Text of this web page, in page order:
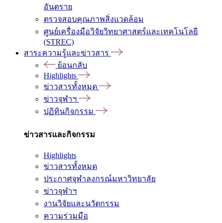
อันตราย
ตรวจสอบคุณภาพสิ่งแวดล้อม
ศูนย์เครื่องมือวิจัยวิทยาศาสตร์และเทคโนโลยี
(STREC)
สาระความรู้และข่าวสาร
ย้อนกลับ
Highlights
ข่าวสารทั้งหมด
ข่าวจุฬาฯ
ปฏิทินกิจกรรม
ข่าวสารและกิจกรรม
Highlights
ข่าวสารทั้งหมด
ประกาศจุฬาลงกรณ์มหาวิทยาลัย
ข่าวจุฬาฯ
งานวิจัยและนวัตกรรม
ความร่วมมือ